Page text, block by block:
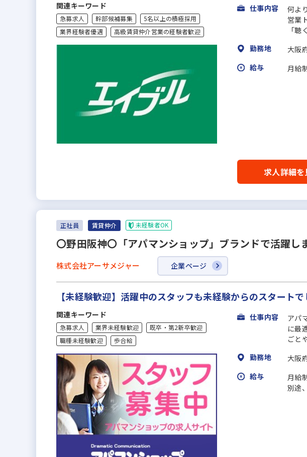
関連キーワード
急募求人 幹部候補募集
5名以上の積極採用
業界経験者優遇
高級賃貸仲介営業の経験者歓迎
仕事内容
何よ
営業
「
勤務地
大阪
給与
月給
求人詳細を
正社員 賃貸仲介 未経験者OK
〇野田阪神〇「アパマンショップ」ブランドで活躍し
株式会社アーサメジャー 企業ページ
【未経験歓迎】活躍中のスタッフも未経験からのスタート
関連キーワード
急募求人 業界未経験歓迎
既卒・第2新卒歓迎
職種未経験歓迎
歩合給
仕事内容
アパ
に最
ごと
勤務地
大阪
給与
月給
別途